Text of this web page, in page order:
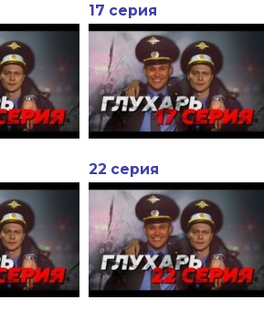
17 серия
22 серия